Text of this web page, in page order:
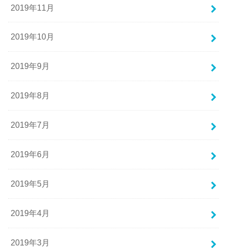
2019年11月
2019年10月
2019年9月
2019年8月
2019年7月
2019年6月
2019年5月
2019年4月
2019年3月